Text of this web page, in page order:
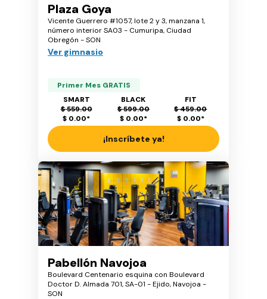
Plaza Goya
Vicente Guerrero #1057, lote 2 y 3, manzana 1,
número interior SA03 - Cumuripa, Ciudad
Obregón - SON
Ver gimnasio
Primer Mes GRATIS
SMART
$ 559.00
$ 0.00*
BLACK
$ 599.00
$ 0.00*
FIT
$ 459.00
$ 0.00*
¡Inscríbete ya!
Pabellón Navojoa
Boulevard Centenario esquina con Boulevard
Doctor D. Almada 701, SA-01 - Ejido, Navojoa -
SON